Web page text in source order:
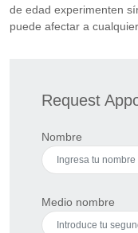
de edad experimenten
puede afectar a
Request
Nombre
Medio nombre